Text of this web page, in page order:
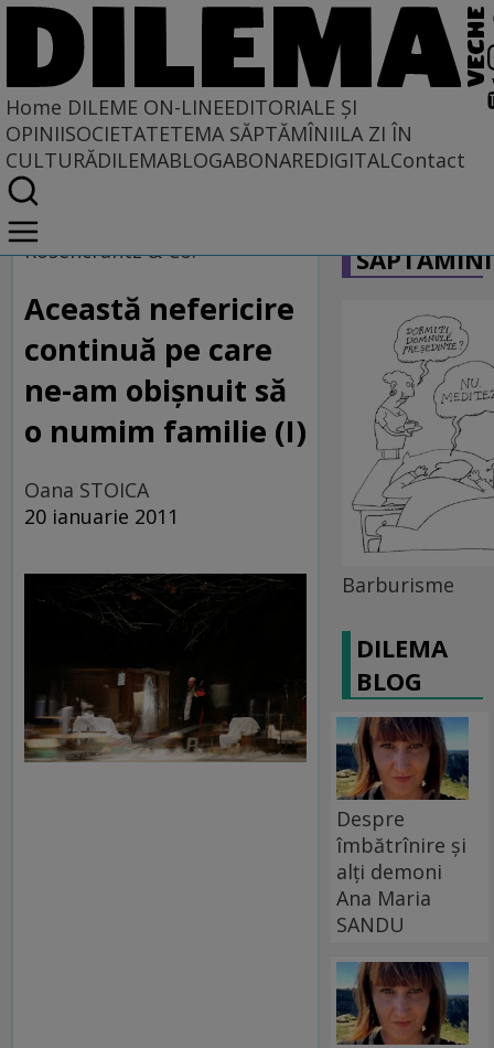
Home DILEME ON-LINEEDITORIALE ȘI
OPINIISOCIETATETEMA SĂPTĂMÎNIILA ZI ÎN
CULTURĂDILEMABLOGABONAREDIGITALContact
Home
Dileme on-line
Rosencrantz & Co.
Această nefericire
continuă pe care
ne-am obişnuit să
o numim familie (I)
Oana STOICA
20 ianuarie 2011
Barburisme
DILEMA
BLOG
Despre
îmbătrînire și
alți demoni
Ana Maria
SANDU